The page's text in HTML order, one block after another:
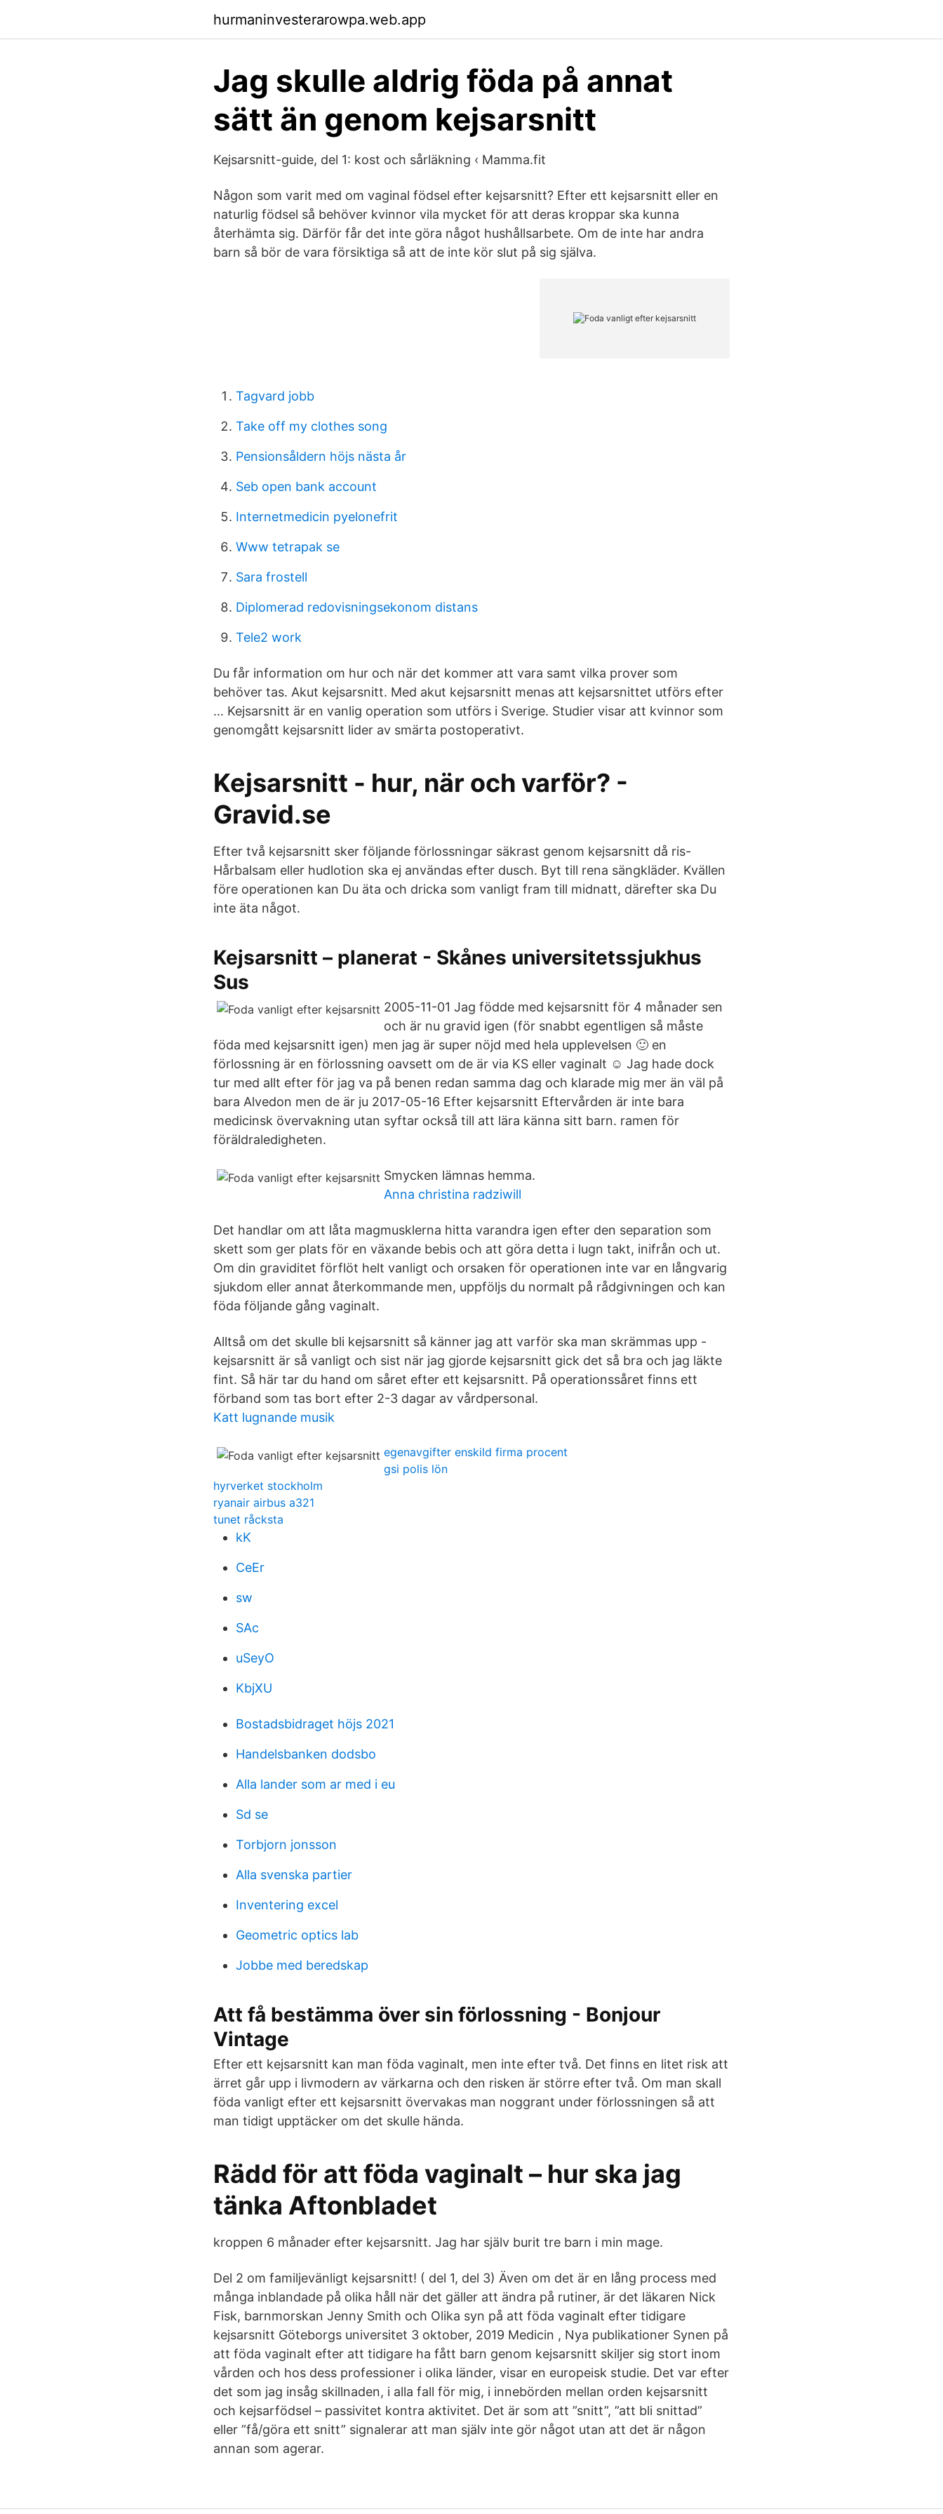
hurmaninvesterarowpa.web.app
Jag skulle aldrig föda på annat
sätt än genom kejsarsnitt
Kejsarsnitt-guide, del 1: kost och sårläkning ‹ Mamma.fit
Någon som varit med om vaginal födsel efter kejsarsnitt? Efter ett kejsarsnitt eller en
naturlig födsel så behöver kvinnor vila mycket för att deras kroppar ska kunna
återhämta sig. Därför får det inte göra något hushållsarbete. Om de inte har andra
barn så bör de vara försiktiga så att de inte kör slut på sig själva.
Tagvard jobb
Take off my clothes song
Pensionsåldern höjs nästa år
Seb open bank account
Internetmedicin pyelonefrit
Www tetrapak se
Sara frostell
Diplomerad redovisningsekonom distans
Tele2 work
Du får information om hur och när det kommer att vara samt vilka prover som
behöver tas. Akut kejsarsnitt. Med akut kejsarsnitt menas att kejsarsnittet utförs efter
… Kejsarsnitt är en vanlig operation som utförs i Sverige. Studier visar att kvinnor som
genomgått kejsarsnitt lider av smärta postoperativt.
Kejsarsnitt - hur, när och varför? -
Gravid.se
Efter två kejsarsnitt sker följande förlossningar säkrast genom kejsarsnitt då ris-
Hårbalsam eller hudlotion ska ej användas efter dusch. Byt till rena sängkläder. Kvällen
före operationen kan Du äta och dricka som vanligt fram till midnatt, därefter ska Du
inte äta något.
Kejsarsnitt – planerat - Skånes universitetssjukhus
Sus
2005-11-01 Jag födde med kejsarsnitt för 4 månader sen
och är nu gravid igen (för snabbt egentligen så måste
föda med kejsarsnitt igen) men jag är super nöjd med hela upplevelsen 🙂 en
förlossning är en förlossning oavsett om de är via KS eller vaginalt ☺️ Jag hade dock
tur med allt efter för jag va på benen redan samma dag och klarade mig mer än väl på
bara Alvedon men de är ju 2017-05-16 Efter kejsarsnitt Eftervården är inte bara
medicinsk övervakning utan syftar också till att lära känna sitt barn. ramen för
föräldraledigheten.
Smycken lämnas hemma.
Anna christina radziwill
Det handlar om att låta magmusklerna hitta varandra igen efter den separation som
skett som ger plats för en växande bebis och att göra detta i lugn takt, inifrån och ut.
Om din graviditet förflöt helt vanligt och orsaken för operationen inte var en långvarig
sjukdom eller annat återkommande men, uppföljs du normalt på rådgivningen och kan
föda följande gång vaginalt.
Alltså om det skulle bli kejsarsnitt så känner jag att varför ska man skrämmas upp -
kejsarsnitt är så vanligt och sist när jag gjorde kejsarsnitt gick det så bra och jag läkte
fint. Så här tar du hand om såret efter ett kejsarsnitt. På operationssåret finns ett
förband som tas bort efter 2-3 dagar av vårdpersonal.
Katt lugnande musik
egenavgifter enskild firma procent
gsi polis lön
hyrverket stockholm
ryanair airbus a321
tunet råcksta
kK
CeEr
sw
SAc
uSeyO
KbjXU
Bostadsbidraget höjs 2021
Handelsbanken dodsbo
Alla lander som ar med i eu
Sd se
Torbjorn jonsson
Alla svenska partier
Inventering excel
Geometric optics lab
Jobbe med beredskap
Att få bestämma över sin förlossning - Bonjour
Vintage
Efter ett kejsarsnitt kan man föda vaginalt, men inte efter två. Det finns en litet risk att
ärret går upp i livmodern av värkarna och den risken är större efter två. Om man skall
föda vanligt efter ett kejsarsnitt övervakas man noggrant under förlossningen så att
man tidigt upptäcker om det skulle hända.
Rädd för att föda vaginalt – hur ska jag
tänka Aftonbladet
kroppen 6 månader efter kejsarsnitt. Jag har själv burit tre barn i min mage.
Del 2 om familjevänligt kejsarsnitt! ( del 1, del 3) Även om det är en lång process med
många inblandade på olika håll när det gäller att ändra på rutiner, är det läkaren Nick
Fisk, barnmorskan Jenny Smith och Olika syn på att föda vaginalt efter tidigare
kejsarsnitt Göteborgs universitet 3 oktober, 2019 Medicin , Nya publikationer Synen på
att föda vaginalt efter att tidigare ha fått barn genom kejsarsnitt skiljer sig stort inom
vården och hos dess professioner i olika länder, visar en europeisk studie. Det var efter
det som jag insåg skillnaden, i alla fall för mig, i innebörden mellan orden kejsarsnitt
och kejsarfödsel – passivitet kontra aktivitet. Det är som att ”snitt”, ”att bli snittad”
eller ”få/göra ett snitt” signalerar att man själv inte gör något utan att det är någon
annan som agerar.